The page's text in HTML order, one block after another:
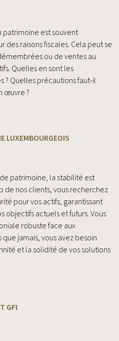
patrimoine est souvent
raisons fiscales. Cela peut se
ou de ventes au
Quelles en sont les
? Quelles précautions faut-il
œuvre ?
LUXEMBOURGEOIS
patrimoine, la stabilité est
nos clients, vous recherchez
pour vos actifs, garantissant
objectifs actuels et futurs. Vous
robuste face aux
jamais, vous avez besoin
et la solidité de vos solutions
GFI